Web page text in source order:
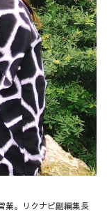
業。リクナビ副編集長